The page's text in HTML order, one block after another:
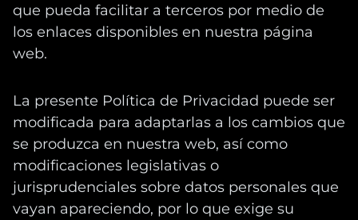
que pueda facilitar a terceros por medio de
los enlaces disponibles en nuestra página
web.
La presente Política de Privacidad puede ser
modificada para adaptarlas a los cambios que
se produzca en nuestra web, así como
modificaciones legislativas o
jurisprudenciales sobre datos personales que
vayan apareciendo, por lo que exige su